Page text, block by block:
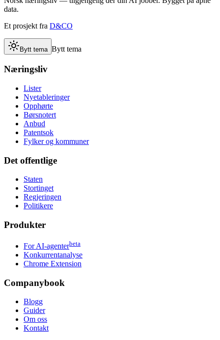
data.
Et prosjekt fra D&CO
Bytt tema Bytt tema
Næringsliv
Lister
Nyetableringer
Opphørte
Børsnotert
Anbud
Patentsok
Fylker og kommuner
Det offentlige
Staten
Stortinget
Regjeringen
Politikere
Produkter
For AI-agenterbeta
Konkurrentanalyse
Chrome Extension
Companybook
Blogg
Guider
Om oss
Kontakt